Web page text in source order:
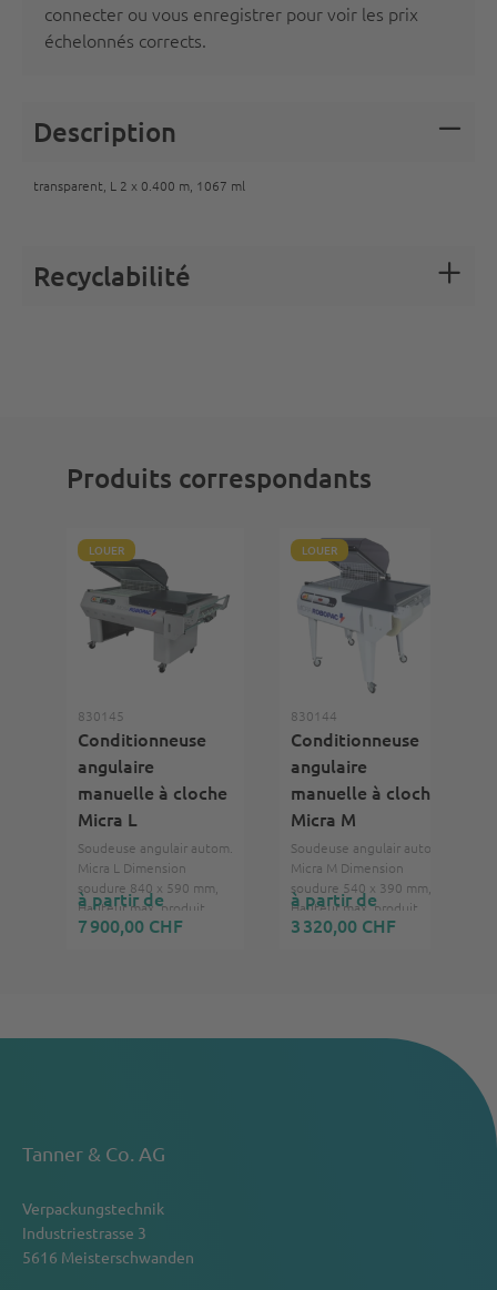
connecter ou vous enregistrer pour voir les prix
échelonnés corrects.
Description
transparent, L 2 x 0.400 m, 1067 ml
Recyclabilité
Produits correspondants
LOUER
830145
Conditionneuse
angulaire
manuelle à cloche
Micra L
Soudeuse angulair autom.
Micra L Dimension
soudure 840 x 590 mm,
Hauteur max. produit
300 mm, 400V, 3Ph,
à partir de
7 900,00 CHF
LOUER
830144
Conditionneuse
angulaire
manuelle à cloche
Micra M
Soudeuse angulair autom.
Micra M Dimension
soudure 540 x 390 mm,
Hauteur max. produit
300 mm, 230V, 1Ph,
à partir de
3 320,00 CHF
Tanner & Co. AG
Verpackungstechnik
Industriestrasse 3
5616 Meisterschwanden